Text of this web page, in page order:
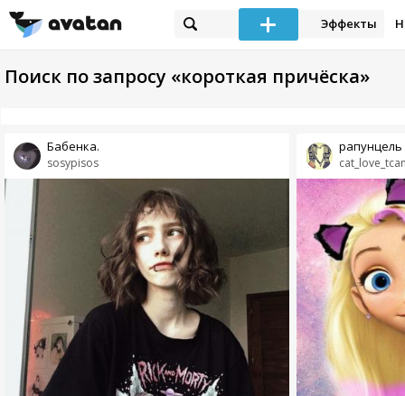
Эффекты
Поиск по запросу «короткая причёска»
sosypisos
Бабенка.